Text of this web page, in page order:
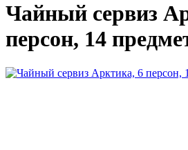
Чайный сервиз
персон, 14